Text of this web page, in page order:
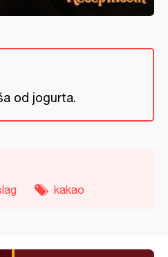
od jogurta.
kakao